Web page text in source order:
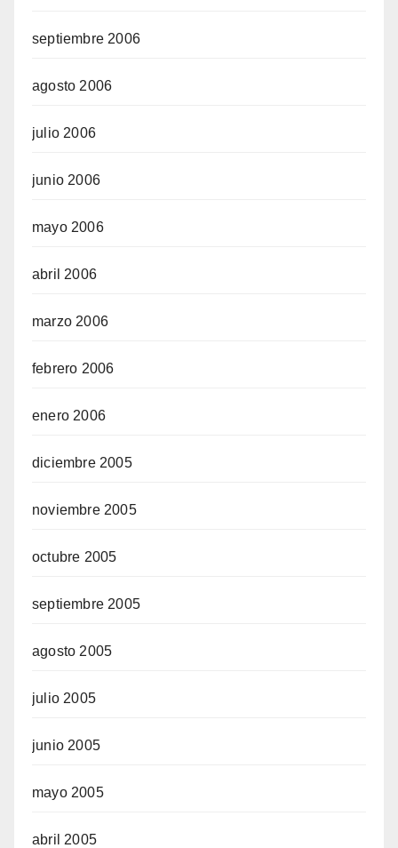
septiembre 2006
agosto 2006
julio 2006
junio 2006
mayo 2006
abril 2006
marzo 2006
febrero 2006
enero 2006
diciembre 2005
noviembre 2005
octubre 2005
septiembre 2005
agosto 2005
julio 2005
junio 2005
mayo 2005
abril 2005